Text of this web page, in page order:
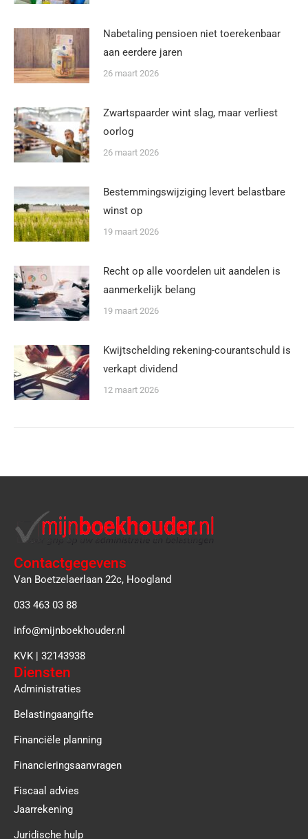
Nabetaling pensioen niet toerekenbaar
aan eerdere jaren
26 maart 2026
Zwartspaarder wint slag, maar verliest
oorlog
26 maart 2026
Bestemmingswijziging levert belastbare
winst op
19 maart 2026
Recht op alle voordelen uit aandelen is
aanmerkelijk belang
19 maart 2026
Kwijtschelding rekening-courantschuld is
verkapt dividend
12 maart 2026
Contactgegevens
Van Boetzelaerlaan 22c, Hoogland
033 463 03 88
info@mijnboekhouder.nl
KVK | 32143938
Diensten
Administraties
Belastingaangifte
Financiële planning
Financieringsaanvragen
Fiscaal advies
Jaarrekening
Juridische hulp